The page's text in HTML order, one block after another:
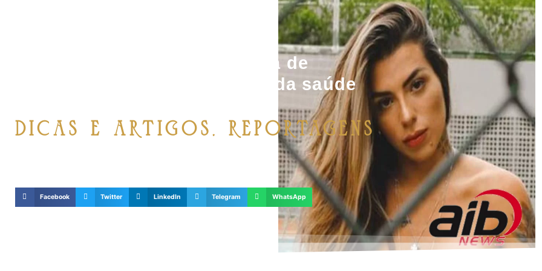
Aib News: Focada na carreira de
cantora, Petra não descuida da saúde
Dicas e Artigos,Reportagens
Facebook Twitter LinkedIn Telegram WhatsApp